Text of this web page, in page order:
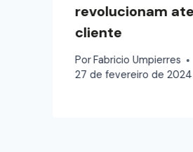
revolucionam
cliente
PorFabricio Umpierres
27 de fevereiro de 2024